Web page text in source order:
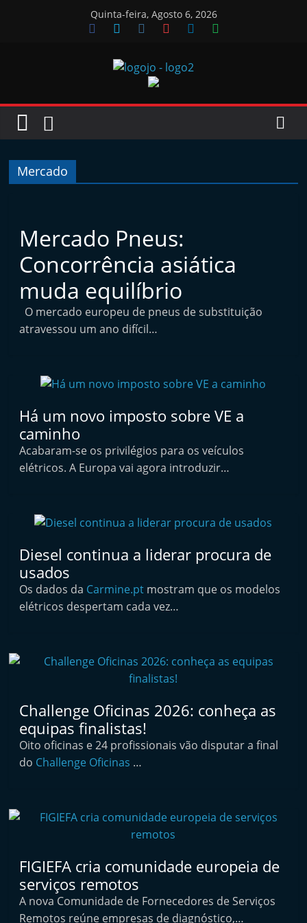
Quinta-feira, Agosto 6, 2026
Jornal
n
l
i
n
e
d
e
e
d
A
f
r
a
k
e
u
m
ó
v
Mercado
Mercado Pneus:
Concorrência asiática
muda equilíbrio
O mercado europeu de pneus de substituição
atravessou um ano difícil…
Há um novo imposto sobre VE a
caminho
Acabaram-se os privilégios para os veículos
elétricos. A Europa vai agora introduzir…
Diesel continua a liderar procura de
usados
Os dados da Carmine.pt mostram que os modelos
elétricos despertam cada vez…
Challenge Oficinas 2026: conheça as
equipas finalistas!
Oito oficinas e 24 profissionais vão disputar a final
do Challenge Oficinas …
FIGIEFA cria comunidade europeia de
serviços remotos
A nova Comunidade de Fornecedores de Serviços
Remotos reúne empresas de diagnóstico,…